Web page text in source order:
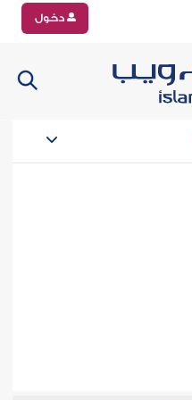
دخول